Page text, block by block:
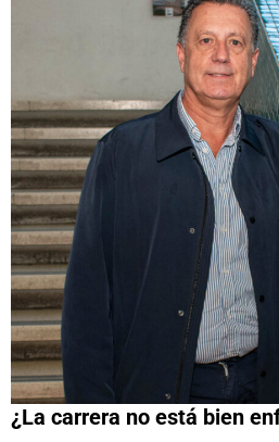
¿La carrera no está bien